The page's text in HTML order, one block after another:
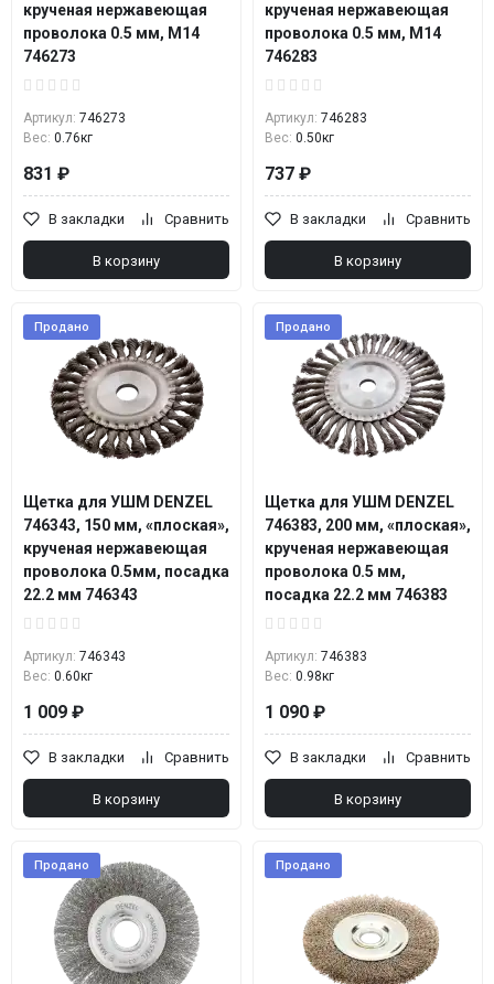
крученая нержавеющая
проволока 0.5 мм, М14
746273
Артикул: 746273
Вес: 0.76кг
831 ₽
В закладки Сравнить
В корзину
крученая нержавеющая
проволока 0.5 мм, М14
746283
Артикул: 746283
Вес: 0.50кг
737 ₽
В закладки Сравнить
В корзину
Продано
Щетка для УШМ DENZEL
746343, 150 мм, «плоская»,
крученая нержавеющая
проволока 0.5мм, посадка
22.2 мм 746343
Артикул: 746343
Вес: 0.60кг
1 009 ₽
В закладки Сравнить
В корзину
Продано
Щетка для УШМ DENZEL
746383, 200 мм, «плоская»,
крученая нержавеющая
проволока 0.5 мм,
посадка 22.2 мм 746383
Артикул: 746383
Вес: 0.98кг
1 090 ₽
В закладки Сравнить
В корзину
Продано Продано